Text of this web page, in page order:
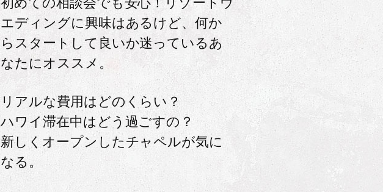
エディングに興味はあるけど、何か
らスタートして良いか迷っているあ
なたにオススメ。
リアルな費用はどのくらい？
ハワイ滞在中はどう過ごすの？
新しくオープンしたチャペルが気に
なる。